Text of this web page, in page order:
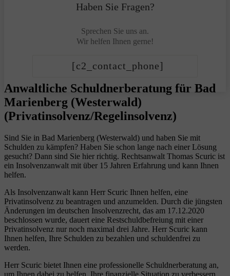
Haben Sie Fragen?
Sprechen Sie uns an.
Wir helfen Ihnen gerne!
[c2_contact_phone]
Anwaltliche Schuldnerberatung für Bad
Marienberg (Westerwald)
(Privatinsolvenz/Regelinsolvenz)
Sind Sie in Bad Marienberg (Westerwald) und haben Sie mit
Schulden zu kämpfen? Haben Sie schon lange nach einer Lösung
gesucht? Dann sind Sie hier richtig. Rechtsanwalt Thomas Scuric ist
ein Insolvenzanwalt mit über 15 Jahren Erfahrung und kann Ihnen
helfen.
Als Insolvenzanwalt kann Herr Scuric Ihnen helfen, eine
Privatinsolvenz zu beantragen und anzumelden. Durch die jüngsten
Änderungen im deutschen Insolvenzrecht, das am 17.12.2020
beschlossen wurde, dauert eine Restschuldbefreiung mit einer
Privatinsolvenz nur noch maximal drei Jahre. Herr Scuric kann
Ihnen helfen, Ihre Schulden zu bezahlen und schuldenfrei zu
werden.
Herr Scuric bietet Ihnen eine professionelle Schuldnerberatung an,
um Ihnen dabei zu helfen, Ihre finanzielle Situation zu verbessern.